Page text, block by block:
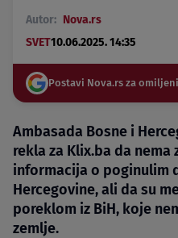
Autor: Nova.rs
SVET10.06.2025. 14:35
Postavi Nova.rs za
Ambasada Bosne i
rekla za Klix.ba da
informacija o poginulim
Hercegovine, ali da su
poreklom iz BiH, koje
zemlje.